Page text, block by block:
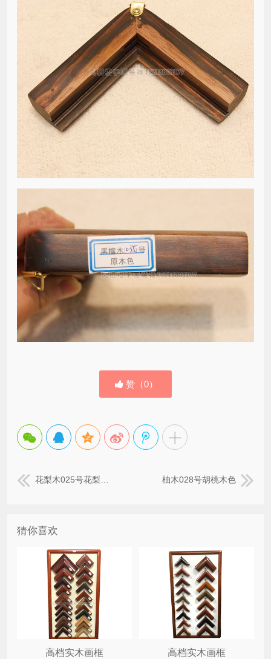
赞（0）
花梨木025号花梨木色 柚木028号胡桃木色
猜你喜欢
高档实木画框 高档实木画框